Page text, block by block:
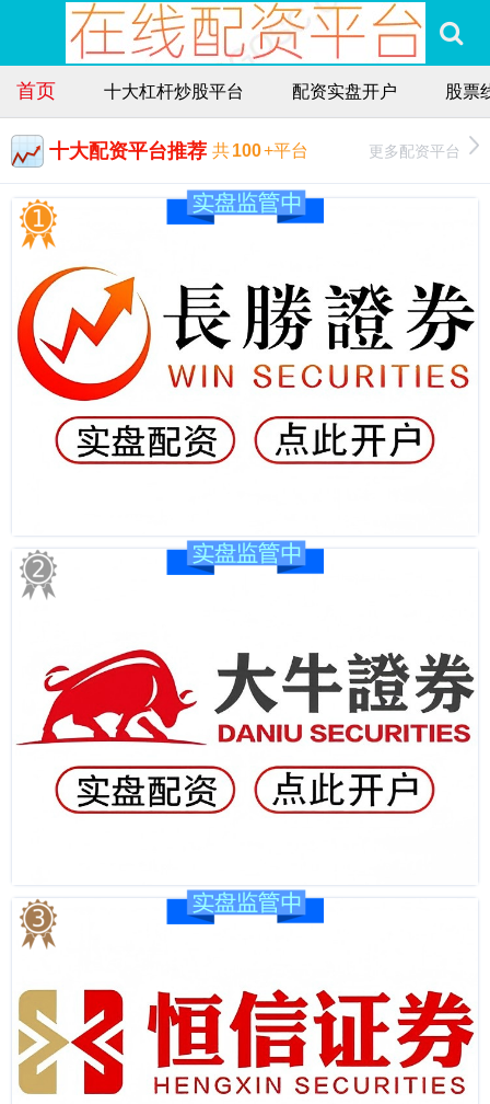
首页 十大杠杆炒股平台 配资实盘开户 股票
十大配资平台推荐 共100+平台 更多配资平台